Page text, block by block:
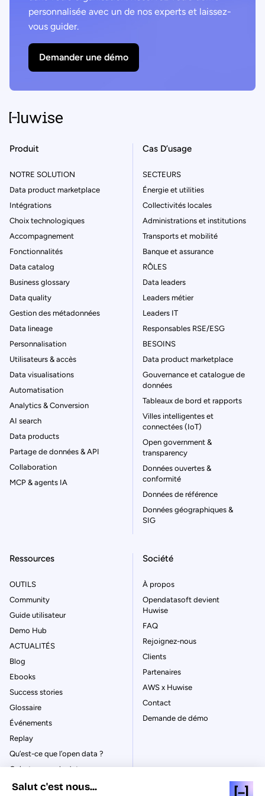
personnalisée avec un de nos experts et laissez-
vous guider.
Demander une démo
Produit
NOTRE SOLUTION
Data product marketplace
Intégrations
Choix technologiques
Accompagnement
Fonctionnalités
Data catalog
Business glossary
Data quality
Gestion des métadonnées
Data lineage
Personnalisation
Utilisateurs & accès
Data visualisations
Automatisation
Analytics & Conversion
AI search
Data products
Partage de données & API
Collaboration
MCP & agents IA
Cas D’usage
SECTEURS
Énergie et utilities
Collectivités locales
Administrations et institutions
Transports et mobilité
Banque et assurance
RÔLES
Data leaders
Leaders métier
Leaders IT
Responsables RSE/ESG
BESOINS
Data product marketplace
Gouvernance et catalogue de
données
Tableaux de bord et rapports
Villes intelligentes et
connectées (IoT)
Open government &
transparency
Données ouvertes &
conformité
Données de référence
Données géographiques &
SIG
Ressources
OUTILS
Community
Guide utilisateur
Demo Hub
ACTUALITÉS
Blog
Ebooks
Success stories
Glossaire
Événements
Replay
Qu’est-ce que l’open data ?
Qu’est-ce que le data
Société
À propos
Opendatasoft devient
Huwise
FAQ
Rejoignez-nous
Clients
Partenaires
AWS x Huwise
Contact
Demande de démo
Salut c'est nous...